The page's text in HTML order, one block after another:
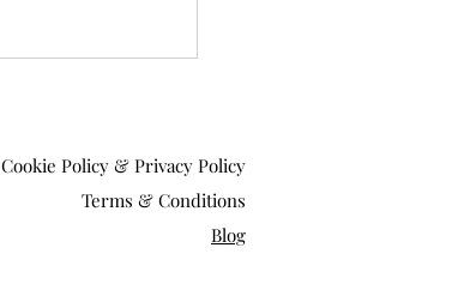
Cookie Policy & Privacy Policy
Terms & Conditions
Blog